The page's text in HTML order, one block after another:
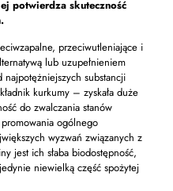
potwierdza skuteczność
przeciwutleniające i
lub uzupełnieniem
substancji
kurkumy – zyskała duże
do zwalczania stanów
ogólnego
wyzwań związanych z
jest ich słaba biodostępność,
niewielką część spożytej